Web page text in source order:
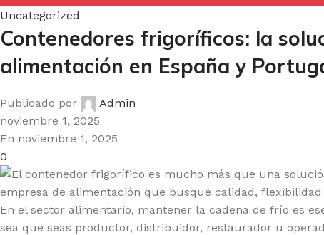
Uncategorized
Contenedores frigoríficos: la
alimentación en España y
Publicado por
Admin
noviembre 1, 2025
En noviembre 1, 2025
0
En el sector alimentario, mantener la cadena de frío es
sea que seas productor, distribuidor, restaurador u